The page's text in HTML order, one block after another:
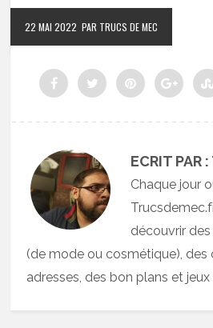
22 MAI 2022 PAR TRUCS DE MEC
ECRIT PAR
Chaque jour
découvrir
(de mode ou cosmétique), des
adresses, des bon plans et